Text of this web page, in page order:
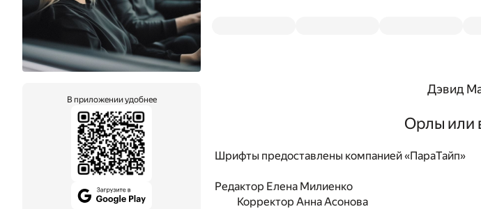
В приложении удобнее
Дэвид
Орлы или
Шрифты предоставлены компанией «ПараТайп»
Редактор Елена Милиенко
Корректор Анна Асонова